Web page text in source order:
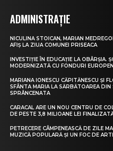
ADMINISTRAȚIE
NICULINA STOICAN, MARIAN
AFIȘ LA ZIUA COMUNEI PRISEACA
INVESTIȚIE ÎN EDUCAȚIE LA OBÂRȘIA.
MODERNIZATĂ CU FONDURI
MARIANA IONESCU CĂPITĂNESCU ȘI
SFÂNTA MARIA LA SĂRBĂTOAREA
SPRÂNCENATA
CARACAL ARE UN NOU CENTRU DE
DE PESTE 3,8 MILIOANE LEI
PETRECERE CÂMPENEASCĂ DE ZILE
MUZICĂ POPULARĂ ȘI UN FOC DE